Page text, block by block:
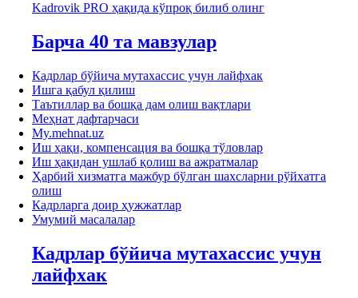
Kadrovik PRO ҳақида кўпроқ билиб олинг
Барча 40 та мавзулар
Кадрлар бўйича мутахассис учун лайфхак
Ишга қабул қилиш
Таътиллар ва бошқа дам олиш вақтлари
Меҳнат дафтарчаси
My.mehnat.uz
Иш ҳақи, компенсация ва бошқа тўловлар
Иш ҳақидан ушлаб қолиш ва ажратмалар
Ҳарбий хизматга мажбур бўлган шахсларни рўйхатга
олиш
Кадрларга доир ҳужжатлар
Умумий масалалар
Кадрлар бўйича мутахассис учун
лайфхак